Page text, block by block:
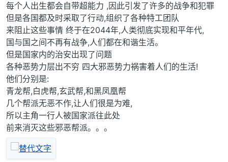
每个人出生都会自带超能力 ,因此引发了许多的战争和犯罪
但是各国都及时采取了行动,组织了各种特工团队
来阻止这些事情 终于在2044年,人类彻底实现和平年代,
国与国之间不再有战争,人们都在和谐生活。
但是国家内的治安出现了问题
各种恶势力层出不穷 四大邪恶势力祸害着人们的生活!
他们分别是:
青龙帮,白虎帮,玄武帮,和黑凤凰帮
几个帮派无恶不作,让人们很是为难,
所以主角一行人被国家派往此处
前来消灭这些邪恶帮派。。。